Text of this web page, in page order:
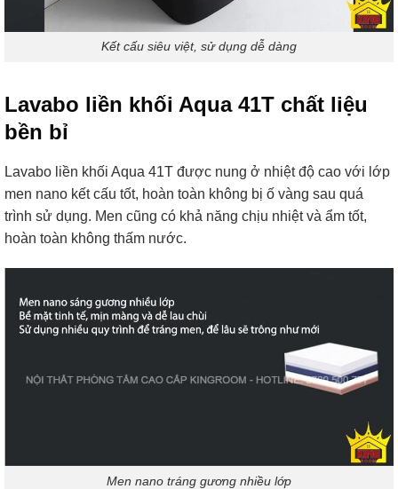
Kết cấu siêu việt, sử dụng dễ dàng
Lavabo liền khối Aqua 41T chất liệu
bền bỉ
Lavabo liền khối Aqua 41T được nung ở nhiệt độ cao với lớp
men nano kết cấu tốt, hoàn toàn không bị ố vàng sau quá
trình sử dụng. Men cũng có khả năng chịu nhiệt và ẩm tốt,
hoàn toàn không thấm nước.
Men nano tráng gương nhiều lớp